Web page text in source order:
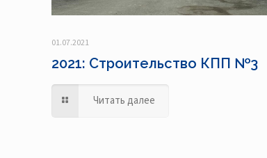
01.07.2021
2021: Строительство КПП №3
Читать далее